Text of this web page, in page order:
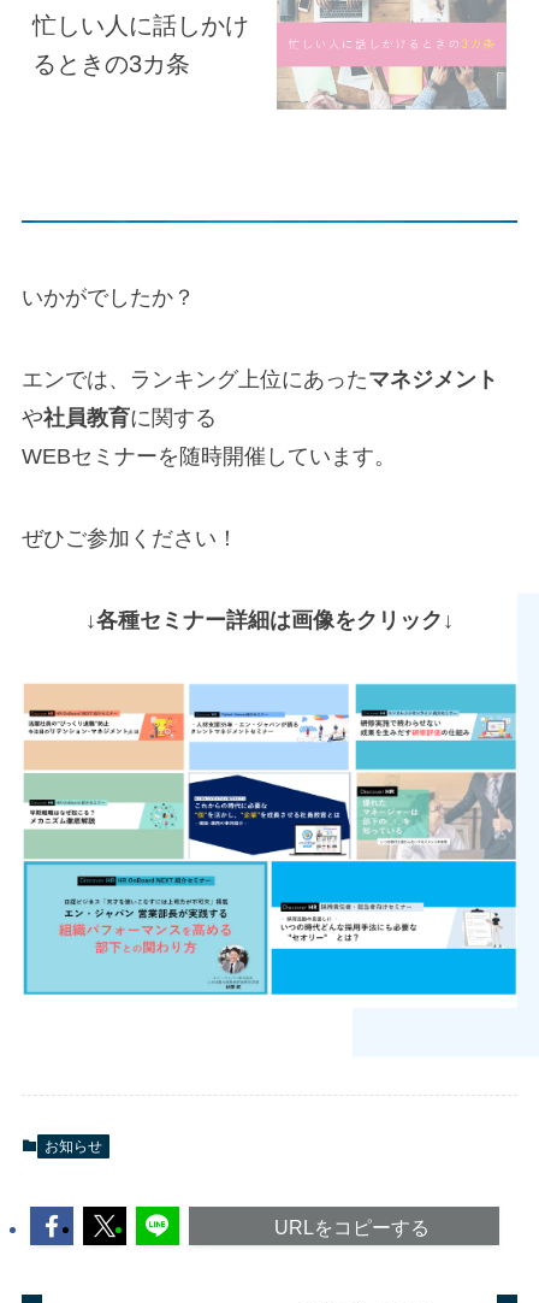
忙しい人に話しかけ
るときの3カ条
いかがでしたか？
エンでは、ランキング上位にあったマネジメント
や社員教育に関する
WEBセミナーを随時開催しています。
ぜひご参加ください！
↓各種セミナー詳細は画像をクリック↓
お知らせ
URLをコピーする